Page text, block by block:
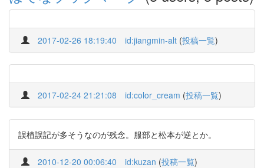
2017-02-26 18:19:40 id:jiangmin-alt (投稿一覧)
2017-02-24 21:21:08 id:color_cream (投稿一覧)
誤植誤記が多そうなのが残念。服部と松本が逆とか。
2010-12-20 00:06:40 id:kuzan (投稿一覧)